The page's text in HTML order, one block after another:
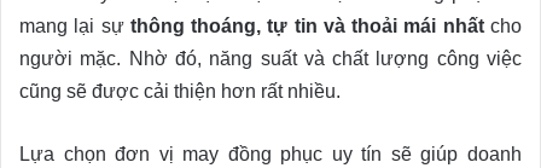
mang lại sự thông thoáng, tự tin và thoải mái nhấtcho
người mặc. Nhờ đó, năng suất và chất lượng công việc
cũng sẽ được cải thiện hơn rất nhiều.
Lựa chọn đơn vị may đồng phục uy tín sẽ giúp doanh